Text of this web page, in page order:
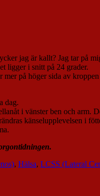
jag är kallt? Jag tar på
ligger i snitt på 24 grader.
på höger sida av kroppen
dag.
i vänster ben och
känselupplevelsen i
, Hälsa, LCSS (Lateral